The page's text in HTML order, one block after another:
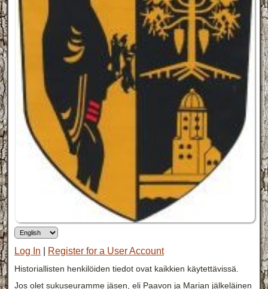
Log In Register for a User Account
Historiallisten henkilöiden tiedot ovat kaikkien käytettävissä.
Jos olet sukuseuramme jäsen, eli Paavon ja Marian jälkeläinen